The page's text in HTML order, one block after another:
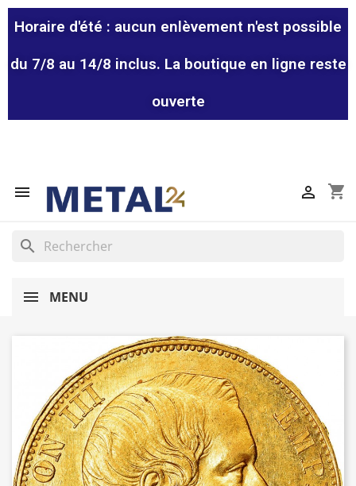
Horaire d'été : aucun enlèvement n'est possible
du 7/8 au 14/8 inclus. La boutique en ligne reste
ouverte
 shopping_cart

search
MENU